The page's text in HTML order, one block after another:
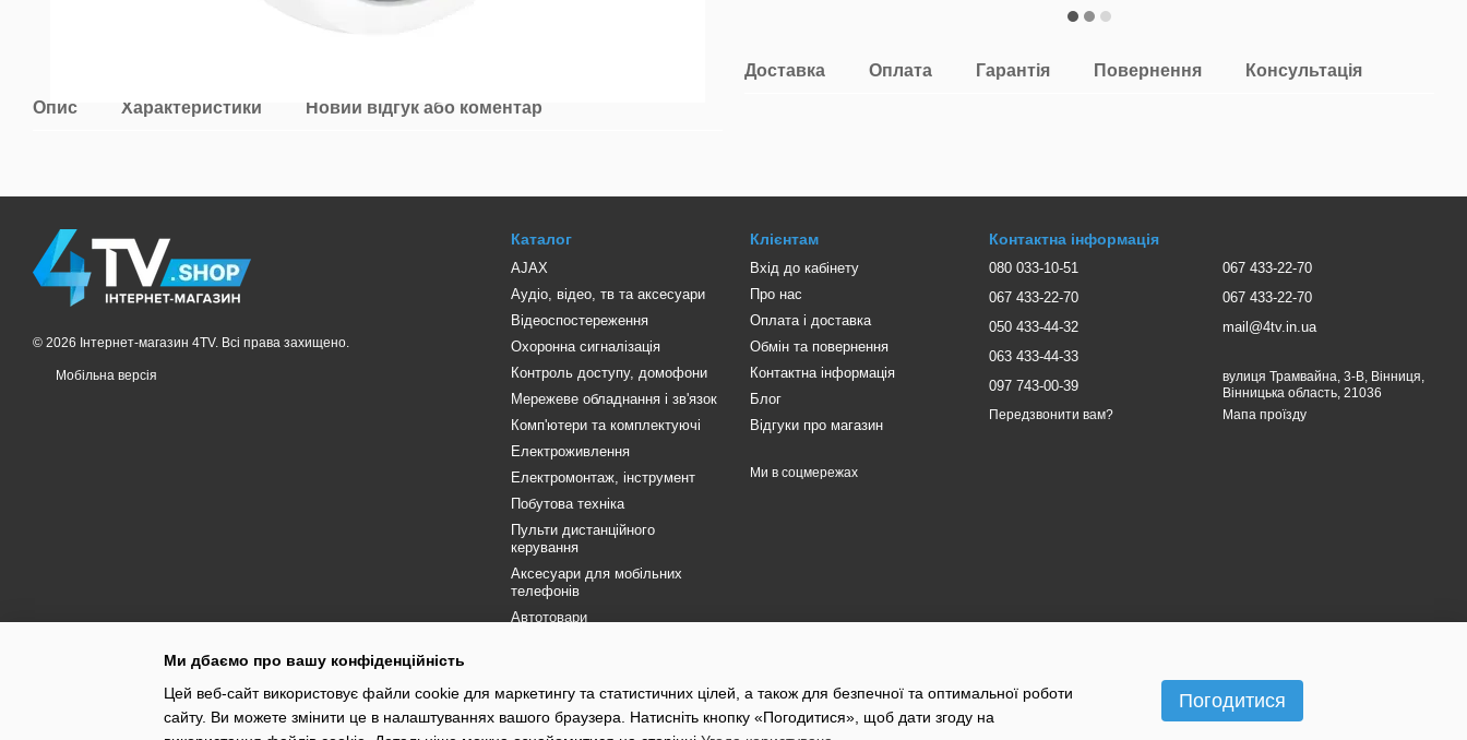
Опис Характеристики Новий відгук або коментар
Доставка Оплата Гарантія Повернення Консультація
© 2026 Інтернет-магазин 4TV. Всі права захищено.
Мобільна версія
Каталог
AJAX
Аудіо, відео, тв та аксесуари
Відеоспостереження
Охоронна сигналізація
Контроль доступу, домофони
Мережеве обладнання і зв'язок
Комп'ютери та комплектуючі
Електроживлення
Електромонтаж, інструмент
Побутова техніка
Пульти дистанційного
керування
Аксесуари для мобільних
телефонів
Автотовари
Розпродаж
Клієнтам
Вхід до кабінету
Про нас
Оплата і доставка
Обмін та повернення
Контактна інформація
Блог
Відгуки про магазин
Ми в соцмережах
Контактна інформація
080 033-10-51
067 433-22-70
050 433-44-32
063 433-44-33
097 743-00-39
Передзвонити вам?
067 433-22-70
067 433-22-70
mail@4tv.in.ua
вулиця Трамвайна, 3-В, Вінниця,
Вінницька область, 21036
Мапа проїзду
Ми дбаємо про вашу конфіденційність
Цей веб-сайт використовує файли cookie для маркетингу та статистичних цілей, а також для безпечної та оптимальної роботи
сайту. Ви можете змінити це в налаштуваннях вашого браузера. Натисніть кнопку «Погодитися», щоб дати згоду на
Погодитися